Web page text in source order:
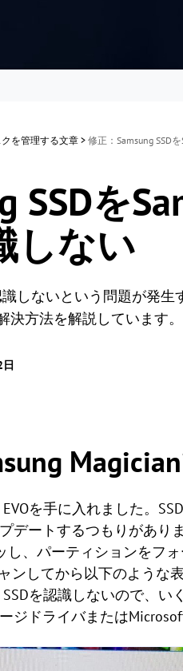
クを管理する文章 > 修正：Samsung SSD
SSDを
しない
識しないという問題が発
方法を解説しています。
を手に入れました。
デートするつもりがあり
し、パーティションをフ
ンしてから以下のような
を認識しないので、い
ジドライバまたは